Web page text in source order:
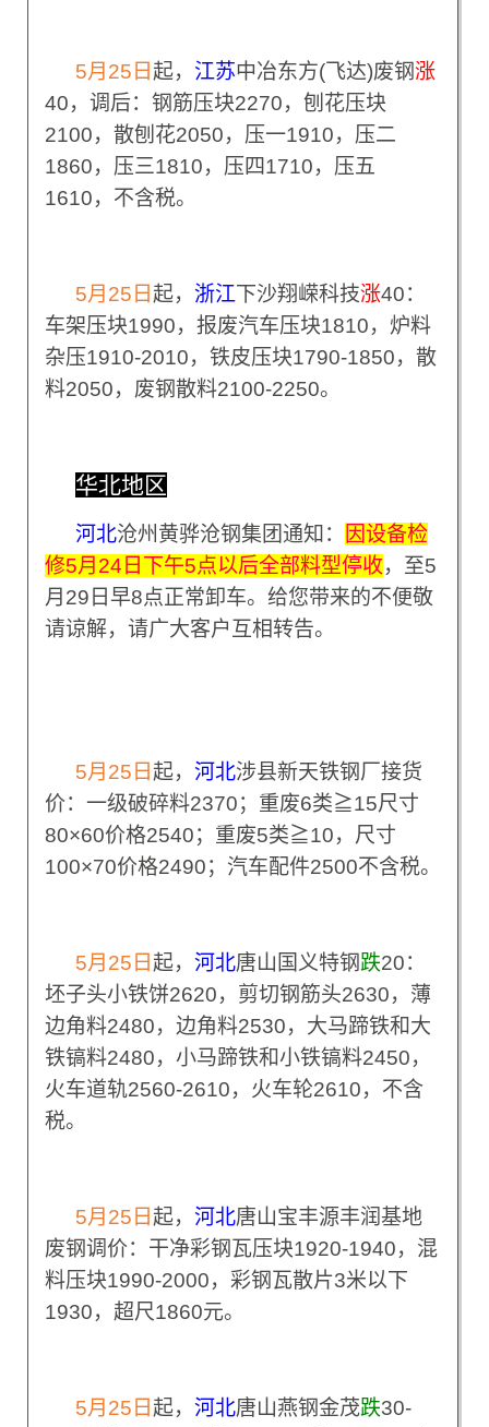
5月25日 起， 江苏中冶东方(飞达)废钢涨
40，调后：钢筋压块2270，刨花压块
2100，散刨花2050，压一1910，压二
1860，压三1810，压四1710，压五
1610，不含税。
5月25日 起， 浙江下沙翔嵘科技涨40：
车架压块1990，报废汽车压块1810，炉料
杂压1910-2010，铁皮压块1790-1850，散
料2050，废钢散料2100-2250。
华北地区
河北沧州黄骅沧钢集团通知：
因设备检
修5月24日下午5点以后全部料型停收，至5
月29日早8点正常卸车。给您带来的不便敬
请谅解，请广大客户互相转告。
5月25日 起， 河北涉县新天铁钢厂接货
价：一级破碎料2370；重废6类≧15尺寸
80×60价格2540；重废5类≧10，尺寸
100×70价格2490；汽车配件2500不含税。
5月25日 起， 河北唐山国义特钢跌20：
坯子头小铁饼2620，剪切钢筋头2630，薄
边角料2480，边角料2530，大马蹄铁和大
铁镐料2480，小马蹄铁和小铁镐料2450，
火车道轨2560-2610，火车轮2610，不含
税。
5月25日 起， 河北唐山宝丰源丰润基地
废钢调价：干净彩钢瓦压块1920-1940，混
料压块1990-2000，彩钢瓦散片3米以下
1930，超尺1860元。
5月25日 起， 河北唐山燕钢金茂跌30-